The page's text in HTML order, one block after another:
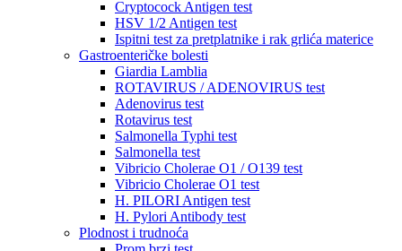
Cryptocock Antigen test
HSV 1/2 Antigen test
Ispitni test za pretplatnike i rak grlića materice
Gastroenteričke bolesti
Giardia Lamblia
ROTAVIRUS / ADENOVIRUS test
Adenovirus test
Rotavirus test
Salmonella Typhi test
Salmonella test
Vibricio Cholerae O1 / O139 test
Vibricio Cholerae O1 test
H. PILORI Antigen test
H. Pylori Antibody test
Plodnost i trudnoća